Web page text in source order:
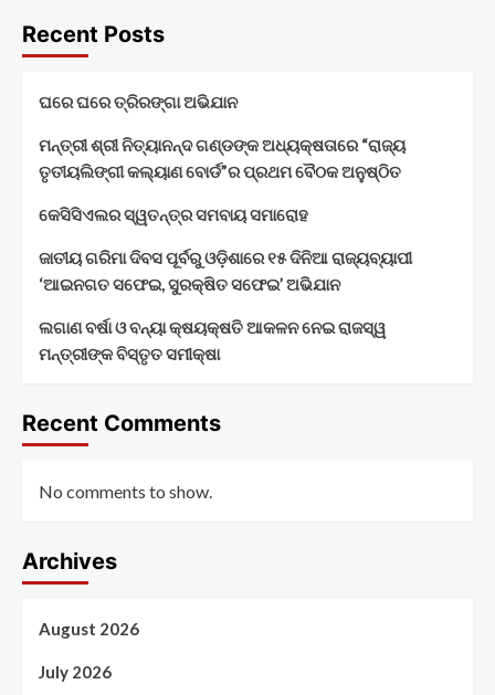
Recent Posts
ଘରେ ଘରେ ତ୍ରିରଙ୍ଗା ଅଭିଯାନ
ମନ୍ତ୍ରୀ ଶ୍ରୀ ନିତ୍ୟାନନ୍ଦ ଗଣ୍ଡଙ୍କ ଅଧ୍ୟକ୍ଷତାରେ “ରାଜ୍ୟ
ତୃତୀୟଲିଙ୍ଗୀ କଲ୍ୟାଣ ବୋର୍ଡ”ର ପ୍ରଥମ ବୈଠକ ଅନୁଷ୍ଠିତ
କେସିସିଏଲର ସ୍ୱତନ୍ତ୍ର ସମବାୟ ସମାରୋହ
ଜାତୀୟ ଗରିମା ଦିବସ ପୂର୍ବରୁ ଓଡ଼ିଶାରେ ୧୫ ଦିନିଆ ରାଜ୍ୟବ୍ୟାପୀ
‘ଆଇନଗତ ସଫେଇ, ସୁରକ୍ଷିତ ସଫେଇ’ ଅଭିଯାନ
ଲଗାଣ ବର୍ଷା ଓ ବନ୍ୟା କ୍ଷୟକ୍ଷତି ଆକଳନ ନେଇ ରାଜସ୍ୱ
ମନ୍ତ୍ରୀଙ୍କ ବିସ୍ତୃତ ସମୀକ୍ଷା
Recent Comments
No comments to show.
Archives
August 2026
July 2026